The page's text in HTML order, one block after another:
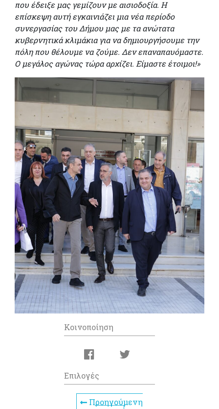
που έδειξε μας γεμίζουν με αισιοδοξία. Η
επίσκεψη αυτή εγκαινιάζει μια νέα περίοδο
συνεργασίας του Δήμου μας με τα ανώτατα
κυβερνητικά κλιμάκια για να δημιουργήσουμε την
πόλη που θέλουμε να ζούμε. Δεν επαναπαυόμαστε.
Ο μεγάλος αγώνας τώρα αρχίζει. Είμαστε έτοιμοι!»
Κοινοποίηση
Επιλογές
Προηγούμενη